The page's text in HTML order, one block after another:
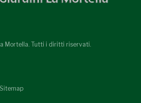
Mortella. Tutti i diritti riservati.
Sitemap